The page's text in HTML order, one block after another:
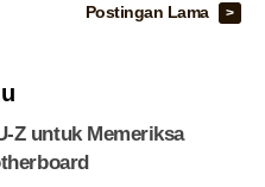
Postingan Lama
Z untuk Memeriksa